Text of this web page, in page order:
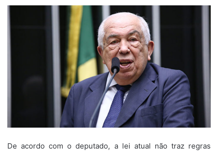
De acordo com o deputado, a lei atual não traz regras